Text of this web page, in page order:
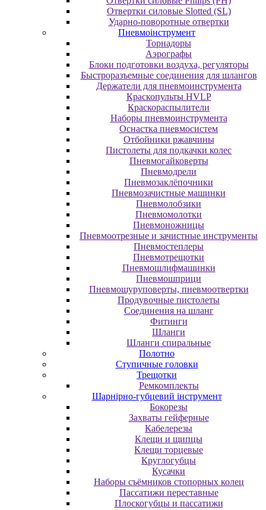
Отвертки силовые Slotted (SL)
Ударно-поворотные отвертки
Пневмоінструмент
Topнaдopы
Аэрографы
Блоки подготовки воздуха, регуляторы
Быстроразъемные соединения для шлангов
Держатели для пневмоинструмента
Краскопульты HVLP
Краскораспылители
Наборы пневмоинструмента
Оснастка пневмосистем
Отбойники ржавчины
Пистолеты для подкачки колес
Пневмогайковерты
Пневмодрели
Пневмозаклёпочники
Пневмозачистные машинки
Пневмолобзики
Пневмомолотки
Пневмоножницы
Пневмоотрезные и зачистные инструменты
Пневмостеплеры
Пневмотрещотки
Пневмошлифмашинки
Пневмошприци
Пневмошуруповерты, пневмоотвертки
Продувочные пистолеты
Соединения на шланг
Фитинги
Шланги
Шланги спиральные
Полотно
Ступичные головки
Трещотки
Ремкомплекты
Шарнірно-губцевий інструмент
Бокорезы
Захваты гейферные
Кабелерезы
Клещи и щипцы
Клещи торцевые
Круглогубцы
Кусачки
Наборы съёмников стопорных колец
Пассатижи переставные
Плоскогубцы и пассатижи